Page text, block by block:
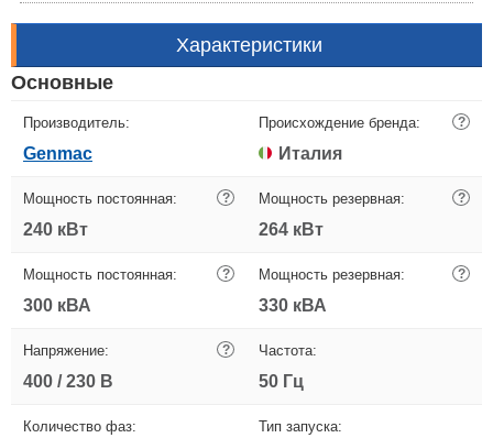
Характеристики
Основные
Производитель:
Genmac
Происхождение бренда: ?
Италия
Мощность постоянная: ?
240 кВт
Мощность резервная: ?
264 кВт
Мощность постоянная: ?
300 кВА
Мощность резервная: ?
330 кВА
Напряжение: ?
400 / 230 В
Частота:
50 Гц
Количество фаз: Тип запуска: